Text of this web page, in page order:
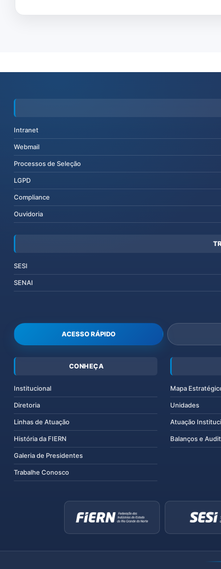
Intranet
Webmail
Processos de Seleção
LGPD
Compliance
Ouvidoria
SESI
SENAI
ACESSO RÁPIDO
CONHEÇA
Institucional
Diretoria
Linhas de Atuação
História da FIERN
Galeria de Presidentes
Trabalhe Conosco
Mapa
Unidades
Atuação
Balanços e